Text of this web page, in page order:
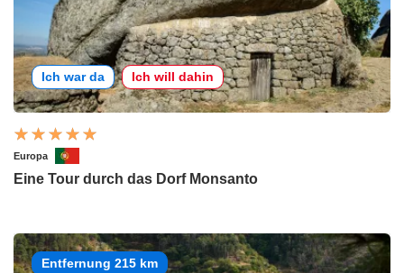
Ich war da Ich will dahin
Europa
Eine Tour durch das Dorf Monsanto
Entfernung 215 km